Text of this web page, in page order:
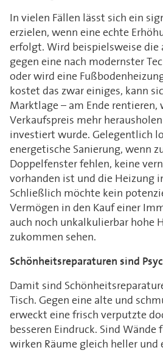
In vielen Fällen lässt sich ein
erzielen, wenn eine echte
erfolgt. Wird beispielsweise die
gegen eine nach modernster
oder wird eine
kostet das zwar einiges, kann
Marktlage – am Ende rentieren,
Verkaufspreis mehr
investiert wurde. Gelegentlich
energetische Sanierung, wenn
Doppelfenster fehlen, keine
vorhanden ist und die Heizung
Schließlich möchte kein
Vermögen in den Kauf einer
auch noch unkalkulierbar hohe
zukommen sehen.
Schönheitsreparaturen sind
Damit sind
Tisch. Gegen eine alte und
erweckt eine frisch verputzte
besseren Eindruck. Sind Wände
wirken Räume gleich heller und